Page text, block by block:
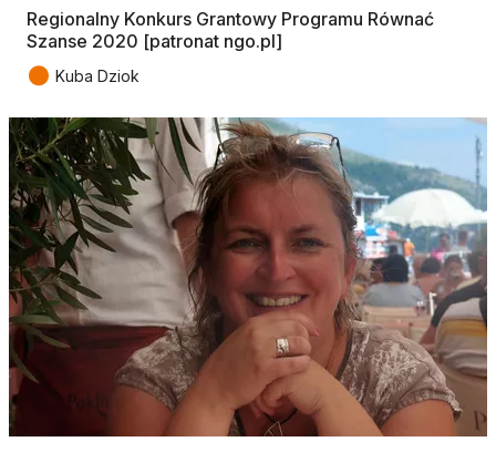
Regionalny Konkurs Grantowy Programu Równać
Szanse 2020 [patronat ngo.pl]
● Kuba Dziok